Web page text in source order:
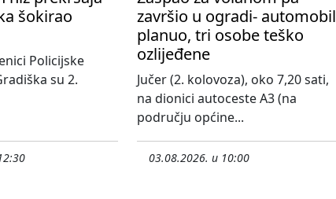
šokirao
Policijske
su 2.
završio u ogradi- automobil
planuo, tri osobe teško
ozlijeđene
Jučer (2. kolovoza), oko 7,20 sati,
na dionici autoceste A3 (na
području općine...
03.08.2026. u 10:00